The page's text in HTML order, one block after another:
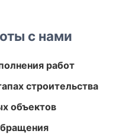
с нами
работ
строительства
объектов